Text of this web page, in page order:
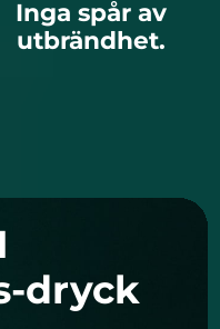
Inga spår av
utbrändhet.
dryck